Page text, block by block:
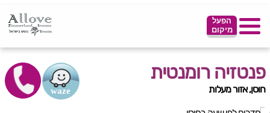
הפעל
מיקום
פנטזיה רומנטית
חוסן, אזור מעלות